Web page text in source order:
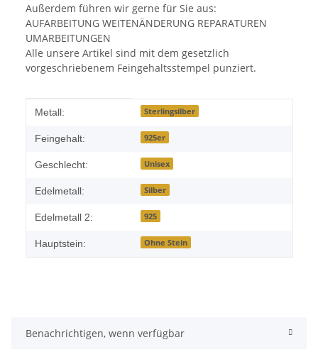
Außerdem führen wir gerne für Sie aus:
AUFARBEITUNG WEITENÄNDERUNG REPARATUREN
UMARBEITUNGEN
Alle unsere Artikel sind mit dem gesetzlich
vorgeschriebenem Feingehaltsstempel punziert.
Produkteigenschaft
Wert
Metall: Sterlingsilber
Feingehalt: 925er
Geschlecht: Unisex
Edelmetall: Silber
Edelmetall 2: 925
Hauptstein: Ohne Stein
Benachrichtigen, wenn verfügbar